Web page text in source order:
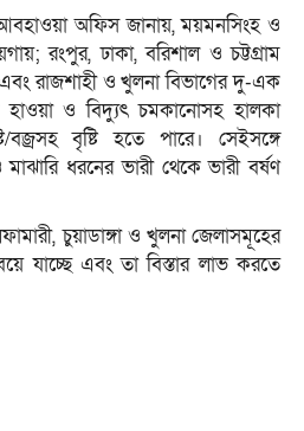
অফিস জানায়, ময়মনসিংহ ও
রংপুর, ঢাকা, বরিশাল ও চট্টগ্রাম
রাজশাহী ও খুলনা বিভাগের দু-এক
হাওয়া ও বিদ্যুৎ চমকানোসহ হালকা
বজ্রসহ বৃষ্টি হতে পারে। সেইসঙ্গে
ধরনের ভারী থেকে ভারী বর্ষণ
চুয়াডাঙ্গা ও খুলনা জেলাসমূহের
যাচ্ছে এবং তা বিস্তার লাভ করতে